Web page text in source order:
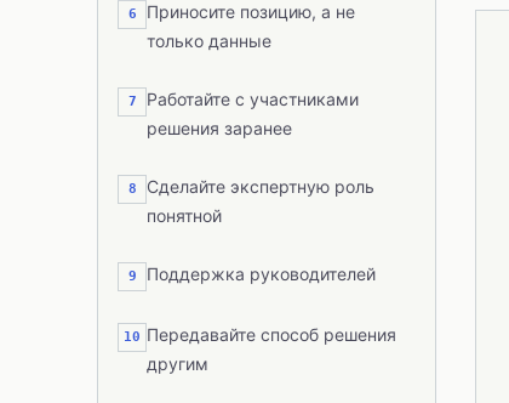
6
Приносите позицию, а не
только данные
7
Работайте с участниками
решения заранее
8
Сделайте экспертную роль
понятной
9 Поддержка руководителей
10 Передавайте способ решения
другим